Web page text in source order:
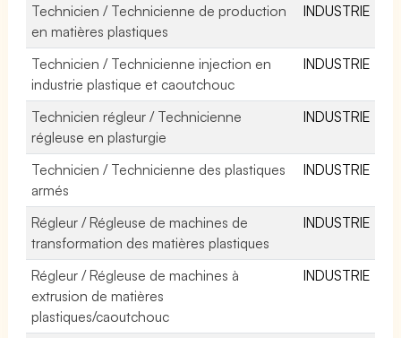
Technicien / Technicienne de production
en matières plastiques
INDUSTRIE
Technicien / Technicienne injection en
industrie plastique et caoutchouc
INDUSTRIE
Technicien régleur / Technicienne
régleuse en plasturgie
INDUSTRIE
Technicien / Technicienne des plastiques
armés
INDUSTRIE
Régleur / Régleuse de machines de
transformation des matières plastiques
INDUSTRIE
Régleur / Régleuse de machines à
extrusion de matières
plastiques/caoutchouc
INDUSTRIE